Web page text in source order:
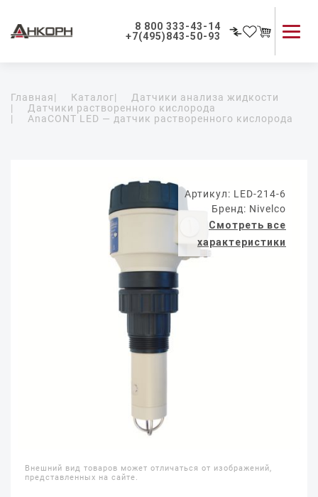
8 800 333-43-14
+7(495)843-50-93
Применение приборов
Как мы работаем
Главная| Каталог|
Датчики анализа жидкости
|
Датчики растворенного кислорода
|
AnaCONT LED — датчик растворенного кислорода
Артикул: LED-214-6
Бренд: Nivelco
Смотреть все
характеристики
Внешний вид товаров может отличаться от изображений,
представленных на сайте.